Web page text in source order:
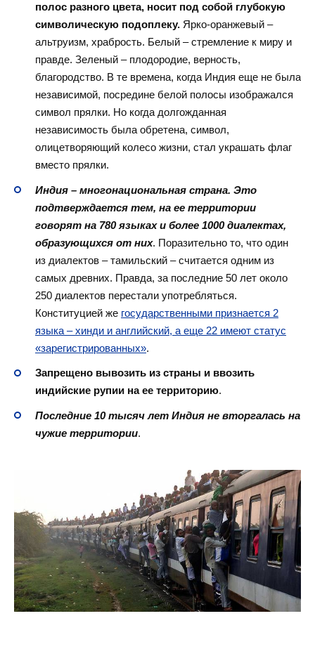
полос разного цвета, носит под собой глубокую
символическую подоплеку. Ярко-оранжевый –
альтруизм, храбрость. Белый – стремление к миру и
правде. Зеленый – плодородие, верность,
благородство. В те времена, когда Индия еще не была
независимой, посредине белой полосы изображался
символ прялки. Но когда долгожданная
независимость была обретена, символ,
олицетворяющий колесо жизни, стал украшать флаг
вместо прялки.
Индия – многонациональная страна. Это
подтверждается тем, на ее территории
говорят на 780 языках и более 1000 диалектах,
образующихся от них. Поразительно то, что один
из диалектов – тамильский – считается одним из
самых древних. Правда, за последние 50 лет около
250 диалектов перестали употребляться.
Конституцией же государственными признается 2
языка – хинди и английский, а еще 22 имеют статус
«зарегистрированных».
Запрещено вывозить из страны и ввозить
индийские рупии на ее территорию.
Последние 10 тысяч лет Индия не вторгалась на
чужие территории.